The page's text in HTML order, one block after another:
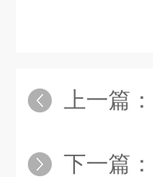
上一篇：
下一篇：